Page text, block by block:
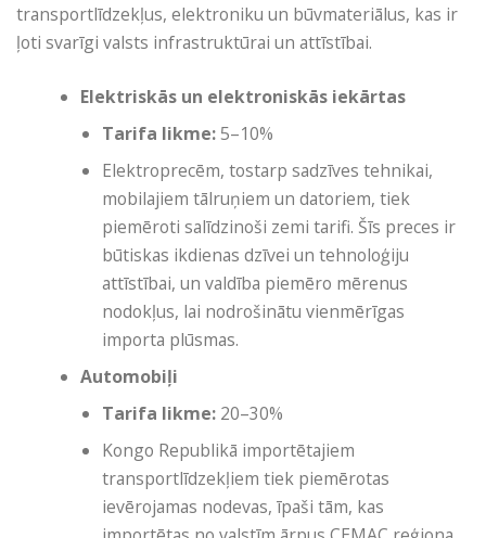
transportlīdzekļus, elektroniku un būvmateriālus, kas ir
ļoti svarīgi valsts infrastruktūrai un attīstībai.
Elektriskās un elektroniskās iekārtas
Tarifa likme:5–10%
Elektroprecēm, tostarp sadzīves tehnikai,
mobilajiem tālruņiem un datoriem, tiek
piemēroti salīdzinoši zemi tarifi. Šīs preces ir
būtiskas ikdienas dzīvei un tehnoloģiju
attīstībai, un valdība piemēro mērenus
nodokļus, lai nodrošinātu vienmērīgas
importa plūsmas.
Automobiļi
Tarifa likme: 20–30%
Kongo Republikā importētajiem
transportlīdzekļiem tiek piemērotas
ievērojamas nodevas, īpaši tām, kas